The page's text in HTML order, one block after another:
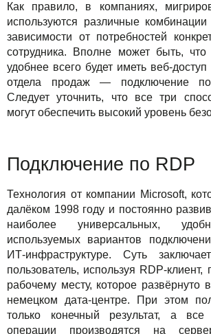
Интервью
Авторская колонка
События
Праздники
Как правило, в компаниях,
используются различные
зависимости от потребностей
сотрудника. Вполне может быть, что
удобнее всего будет иметь веб-
отдела продаж — подключение
Следует уточнить, что все три
могут обеспечить высокий уровень
Подключение по RDP
Технология от компании Microsoft,
далёком 1998 году и постоянно
наиболее универсальных,
используемых вариантов
ИТ-инфраструктуре. Суть
пользователь, используя RDP-клиент,
рабочему месту, которое развёрнуто
немецком дата-центре. При этом
только конечный результат, а все
операции производятся на